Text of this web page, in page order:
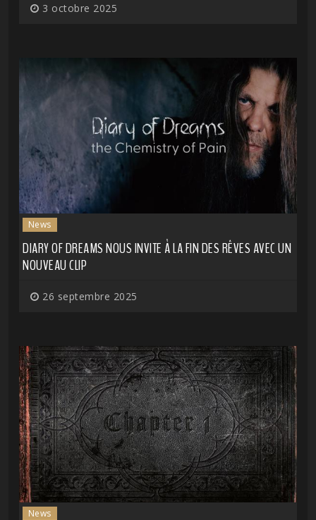
3 octobre 2025
News
DIARY OF DREAMS NOUS INVITE À LA FIN DES RÊVES AVEC UN
NOUVEAU CLIP
26 septembre 2025
News